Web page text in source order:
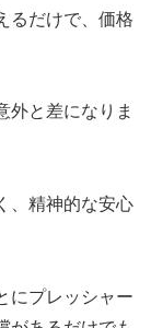
るだけで、価格
外と差になりま
、精神的な安心
にプレッシャー